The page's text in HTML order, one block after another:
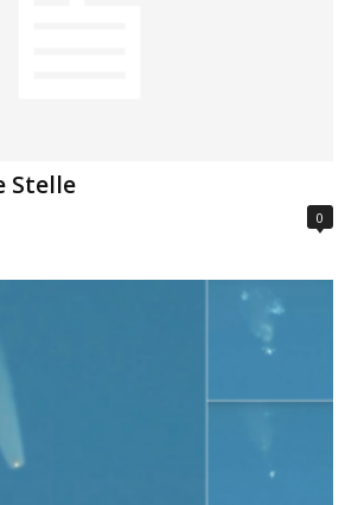
Stelle
0